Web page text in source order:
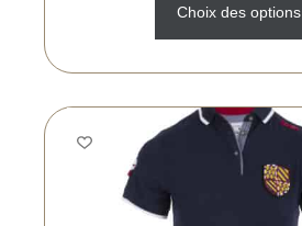
Choix des options